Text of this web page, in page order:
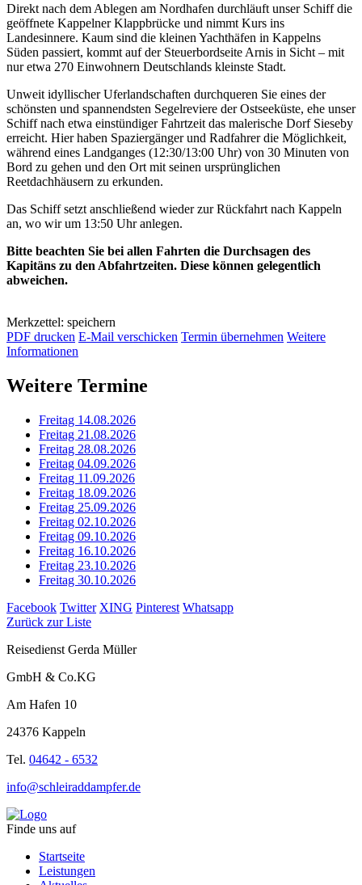
Direkt nach dem Ablegen am Nordhafen durchläuft unser Schiff die
geöffnete Kappelner Klappbrücke und nimmt Kurs ins
Landesinnere. Kaum sind die kleinen Yachthäfen in Kappelns
Süden passiert, kommt auf der Steuerbordseite Arnis in Sicht – mit
nur etwa 270 Einwohnern Deutschlands kleinste Stadt.
Unweit idyllischer Uferlandschaften durchqueren Sie eines der
schönsten und spannendsten Segelreviere der Ostseeküste, ehe unser
Schiff nach etwa einstündiger Fahrtzeit das malerische Dorf Sieseby
erreicht. Hier haben Spaziergänger und Radfahrer die Möglichkeit,
während eines Landganges (12:30/13:00 Uhr) von 30 Minuten von
Bord zu gehen und den Ort mit seinen ursprünglichen
Reetdachhäusern zu erkunden.
Das Schiff setzt anschließend wieder zur Rückfahrt nach Kappeln
an, wo wir um 13:50 Uhr anlegen.
Bitte beachten Sie bei allen Fahrten die Durchsagen des
Kapitäns zu den Abfahrtzeiten. Diese können gelegentlich
abweichen.
Merkzettel: speichern
PDF drucken E-Mail verschicken Termin übernehmen Weitere
Informationen
Weitere Termine
Freitag 14.08.2026
Freitag 21.08.2026
Freitag 28.08.2026
Freitag 04.09.2026
Freitag 11.09.2026
Freitag 18.09.2026
Freitag 25.09.2026
Freitag 02.10.2026
Freitag 09.10.2026
Freitag 16.10.2026
Freitag 23.10.2026
Freitag 30.10.2026
Facebook Twitter XING Pinterest Whatsapp
Zurück zur Liste
Reisedienst Gerda Müller
GmbH & Co.KG
Am Hafen 10
24376 Kappeln
Tel. 04642 - 6532
info@schleiraddampfer.de
Finde uns auf
Startseite
Leistungen